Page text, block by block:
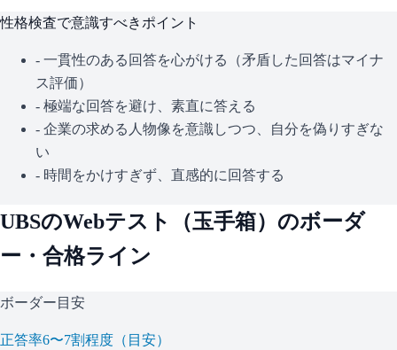
性格検査で意識すべきポイント
- 一貫性のある回答を心がける（矛盾した回答はマイナ
ス評価）
- 極端な回答を避け、素直に答える
- 企業の求める人物像を意識しつつ、自分を偽りすぎな
い
- 時間をかけすぎず、直感的に回答する
UBSのWebテスト（玉手箱）のボーダ
ー・合格ライン
ボーダー目安
正答率6〜7割程度（目安）